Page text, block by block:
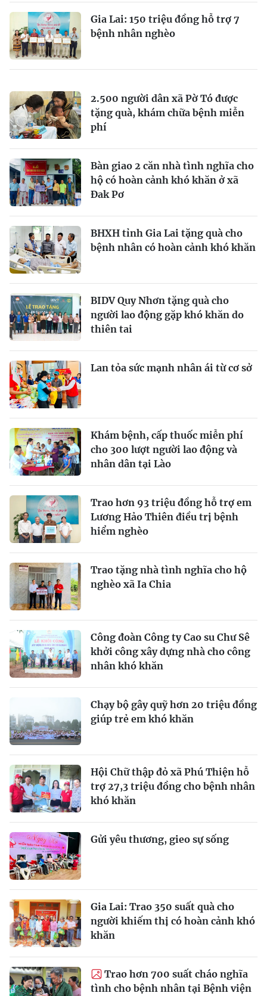
Gia Lai: 150 triệu đồng hỗ trợ 7
bệnh nhân nghèo
2.500 người dân xã Pờ Tó được
tặng quà, khám chữa bệnh miễn
phí
Bàn giao 2 căn nhà tình nghĩa cho
hộ có hoàn cảnh khó khăn ở xã
Đak Pơ
BHXH tỉnh Gia Lai tặng quà cho
bệnh nhân có hoàn cảnh khó khăn
BIDV Quy Nhơn tặng quà cho
người lao động gặp khó khăn do
thiên tai
Lan tỏa sức mạnh nhân ái từ cơ sở
Khám bệnh, cấp thuốc miễn phí
cho 300 lượt người lao động và
nhân dân tại Lào
Trao hơn 93 triệu đồng hỗ trợ em
Lương Hảo Thiên điều trị bệnh
hiểm nghèo
Trao tặng nhà tình nghĩa cho hộ
nghèo xã Ia Chia
Công đoàn Công ty Cao su Chư Sê
khởi công xây dựng nhà cho công
nhân khó khăn
Chạy bộ gây quỹ hơn 20 triệu đồng
giúp trẻ em khó khăn
Hội Chữ thập đỏ xã Phú Thiện hỗ
trợ 27,3 triệu đồng cho bệnh nhân
khó khăn
Gửi yêu thương, gieo sự sống
Gia Lai: Trao 350 suất quà cho
người khiếm thị có hoàn cảnh khó
khăn
Trao hơn 700 suất cháo nghĩa
tình cho bệnh nhân tại Bệnh viện